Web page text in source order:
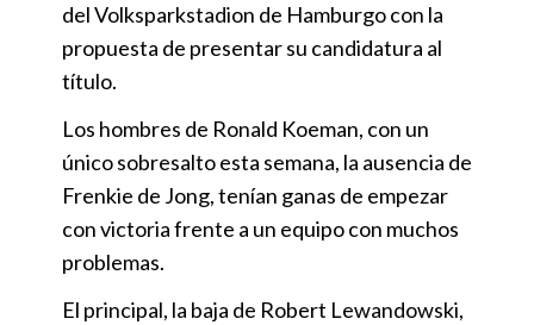
del Volksparkstadion de Hamburgo con la
propuesta de presentar su candidatura al
título.
Los hombres de Ronald Koeman, con un
único sobresalto esta semana, la ausencia de
Frenkie de Jong, tenían ganas de empezar
con victoria frente a un equipo con muchos
problemas.
El principal, la baja de Robert Lewandowski,